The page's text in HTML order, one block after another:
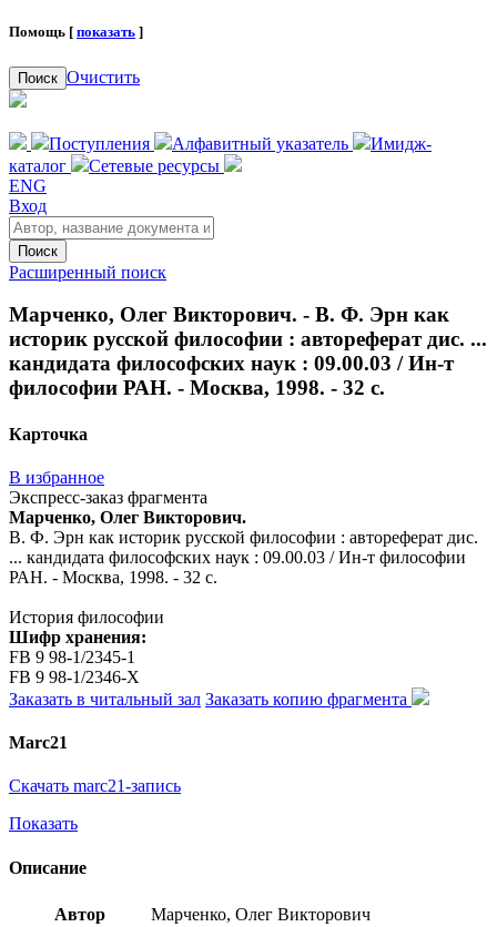
Помощь [ показать ]
Поиск Очистить
Поступления Алфавитный указатель
Имидж-
каталог
Сетевые ресурсы
ENG
Вход
Поиск
Расширенный поиск
Марченко, Олег Викторович. - В. Ф. Эрн как
историк русской философии : автореферат дис. ...
кандидата философских наук : 09.00.03 / Ин-т
философии РАН. - Москва, 1998. - 32 с.
Карточка
В избранное
Экспресс-заказ фрагмента
Марченко, Олег Викторович.
В. Ф. Эрн как историк русской философии : автореферат дис.
... кандидата философских наук : 09.00.03 / Ин-т философии
РАН. - Москва, 1998. - 32 с.
История философии
Шифр хранения:
FB 9 98-1/2345-1
FB 9 98-1/2346-X
Заказать в читальный зал Заказать копию фрагмента
Marc21
Скачать marc21-запись
Показать
Описание
Автор Марченко, Олег Викторович